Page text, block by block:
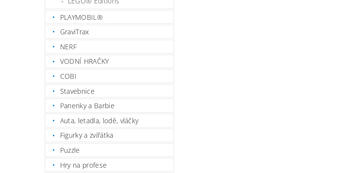
PLAYMOBIL®
GraviTrax
NERF
VODNÍ HRAČKY
COBI
Stavebnice
Panenky a Barbie
Auta, letadla, lodě, vláčky
Figurky a zvířátka
Puzzle
Hry na profese